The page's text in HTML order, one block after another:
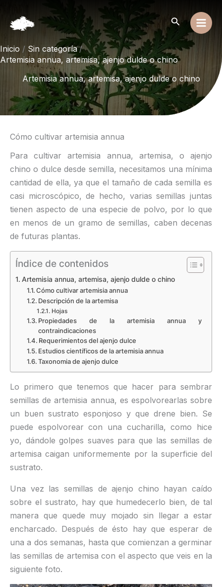
contenido
Buscar
Inicio
Sin categoría
Artemisia annua, artemisa, ajenjo dulde o chino
Artemisia annua, artemisa, ajenjo dulde o chino
Cómo cultivar artemisia annua
Para cultivar artemisia annua, artemisa, o ajenjo
chino o dulce desde semilla, necesitamos una mínima
cantidad de ella, ya que el tamaño de cada semilla es
casi microscópico, de hecho, varias semillas juntas
tienen aspecto de una especie de polvo, por lo que
en menos de un gramo de semillas, caben decenas
de futuras plantas.
Índice de contenidos
Artemisia annua, artemisa, ajenjo dulde o chino
Cómo cultivar artemisia annua
Descripción de la artemisa
Hojas
Propiedades de la artemisia annua y
contraindicaciones
Requerimientos del ajenjo dulce
Estudios científicos de la artemisia annua
Taxonomia de ajenjo dulce
Lo primero que tenemos que hacer para sembrar
semillas de artemisia annua, es espolvorearlas sobre
un buen sustrato esponjoso y que drene bien. Se
puede espolvorear con una cucharilla, como hice
yo, dándole golpes suaves para que las semillas de
artemisa caigan uniformemente por la superficie del
sustrato.
Una vez las semillas de ajenjo chino hayan caído
sobre el sustrato, hay que humedecerlo bien, de tal
manera que quede muy mojado sin llegar a estar
encharcado. Después de ésto hay que esperar de
una a dos semanas, hasta que comienzan a germinar
las semillas de artemisa con el aspecto que veis en la
siguiente foto.